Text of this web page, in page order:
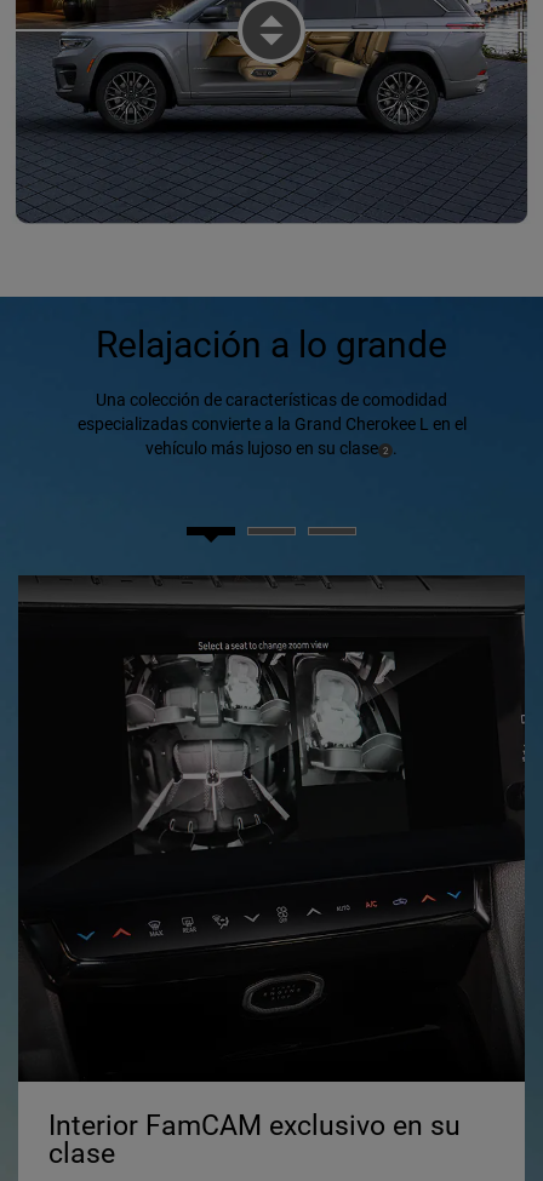
Relajación a lo grande
Una colección de características de comodidad
especializadas convierte a la Grand Cherokee L en el
vehículo más lujoso en su clase (2) .
Interior FamCAM exclusivo en su
clase